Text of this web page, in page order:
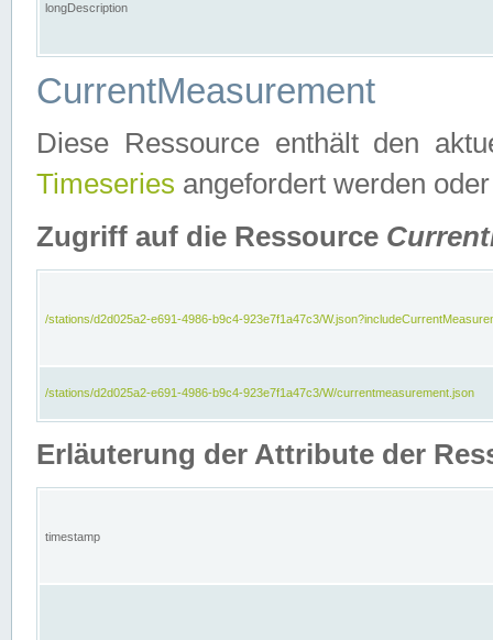
longDescription
CurrentMeasurement
Diese Ressource enthält den
Timeseries angefordert werden
Zugriff auf die Ressource
/stations/d2d025a2-e691-4986-b9c4-923e7f1a47c3/
/stations/d2d025a2-e691-4986-b9c4-923e7f1a47c3/W/currentmeasurement.json
Erläuterung der Attribute der
timestamp